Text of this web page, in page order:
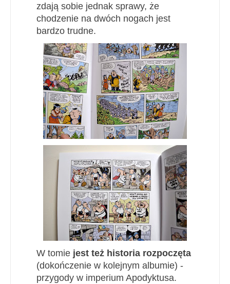
zdają sobie jednak sprawy, że
chodzenie na dwóch nogach jest
bardzo trudne.
W tomie jest też historia rozpoczęta
(dokończenie w kolejnym albumie) -
przygody w imperium Apodyktusa.